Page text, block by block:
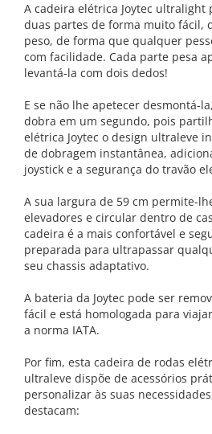
A cadeira elétrica Joytec ultralight
duas partes de forma muito fácil,
peso, de forma que qualquer
com facilidade. Cada parte pesa
levantá-la com dois dedos!
E se não lhe apetecer desmontá-
dobra em um segundo, pois
elétrica Joytec o design ultraleve
de dobragem instantânea,
joystick e a segurança do travão
A sua largura de 59 cm permite-
elevadores e circular dentro de
cadeira é a mais confortável e
preparada para ultrapassar
seu chassis adaptativo.
A bateria da Joytec pode ser
fácil e está homologada para
a norma IATA.
Por fim, esta cadeira de rodas
ultraleve dispõe de acessórios
personalizar às suas
destacam: